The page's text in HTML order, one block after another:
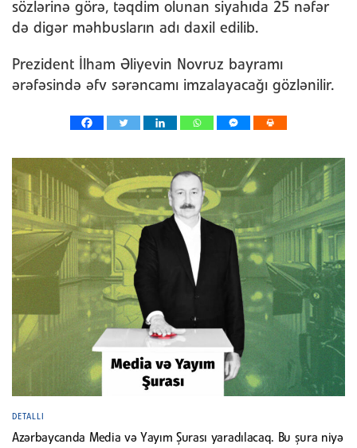
sözlərinə görə, təqdim olunan siyahıda 25 nəfər
də digər məhbusların adı daxil edilib.
Prezident İlham Əliyevin Novruz bayramı
ərəfəsində əfv sərəncamı imzalayacağı gözlənilir.
DETALLI
Azərbaycanda Media və Yayım Şurası yaradılacaq. Bu şura niyə